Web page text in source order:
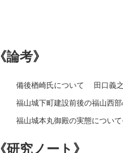
《論考》
備後楢崎氏について 田口義之
福山城下町建設前後の福山西
福山城本丸御殿の実態につ
《研究ノート》